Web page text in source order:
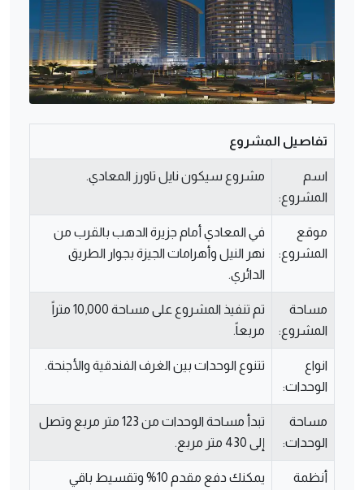
تفاصيل المشروع
اسم
المشروع:
مشروع سيكون نايل تاورز المعادي.
موقع
المشروع:
في المعادي أمام جزيرة الدهب بالقرب من
نهر النيل وأهرامات الجيزة بجوار الطريق
الدائري.
مساحة
المشروع:
تم تنفيذ المشروع على مساحة 10,000 متراً
مربعاً.
انواع
الوحدات:
تتنوع الوحدات بين الغرف الفندقية والأجنحة.
مساحة
الوحدات:
تبدأ مساحة الوحدات من 123 متر مربع وتصل
إلى 430 متر مربع.
أنظمة
يمكنك دفع مقدم 10% وتقسيط باقي